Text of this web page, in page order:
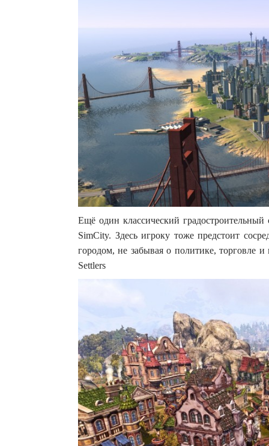
Ещё один классический
SimCity. Здесь игроку тоже предстоит
городом, не забывая о политике, торговле
Settlers